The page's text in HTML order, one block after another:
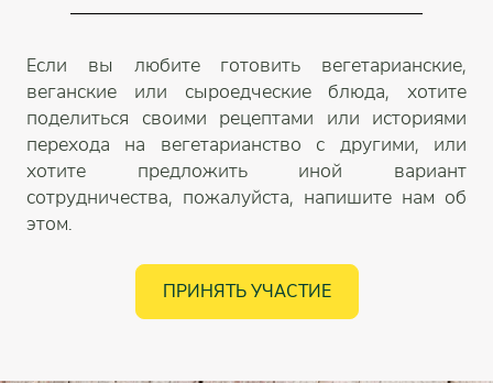
Если вы любите готовить вегетарианские,
веганские или сыроедческие блюда, хотите
поделиться своими рецептами или историями
перехода на вегетарианство с другими, или
хотите предложить иной вариант
сотрудничества, пожалуйста, напишите нам об
этом.
ПРИНЯТЬ УЧАСТИЕ